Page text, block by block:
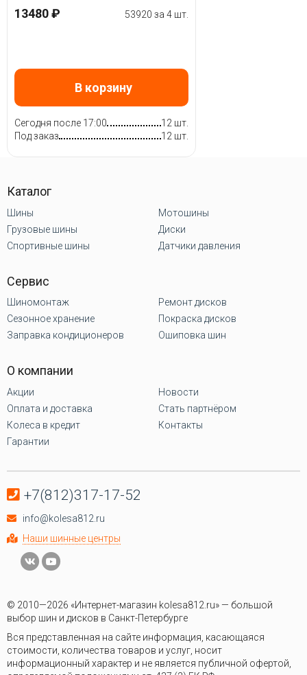
13480 ₽ 53920 за 4 шт.
В корзину
Сегодня после 17:00
12 шт.
Под заказ
12 шт.
Каталог
Шины
Грузовые шины
Спортивные шины
Мотошины
Диски
Датчики давления
Сервис
Шиномонтаж
Сезонное хранение
Заправка кондиционеров
Ремонт дисков
Покраска дисков
Ошиповка шин
О компании
Акции
Оплата и доставка
Колеса в кредит
Гарантии
Новости
Стать партнёром
Контакты
+7(812)317-17-52
info@kolesa812.ru
Наши шинные центры
© 2010—2026 «Интернет-магазин kolesa812.ru» — большой
выбор шин и дисков в Санкт-Петербурге
Вся представленная на сайте информация, касающаяся
стоимости, количества товаров и услуг, носит
информационный характер и не является публичной офертой,